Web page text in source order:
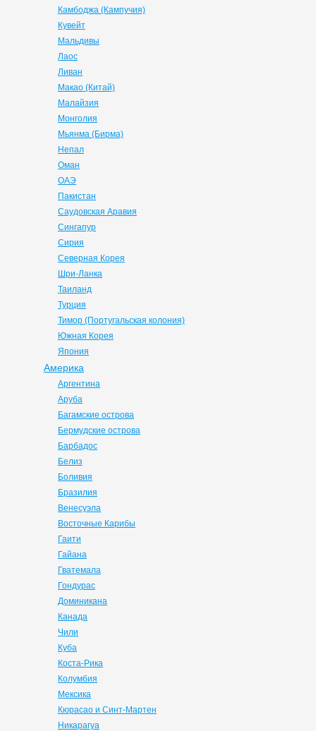
Камбоджа (Кампучия)
Кувейт
Мальдивы
Лаос
Ливан
Макао (Китай)
Малайзия
Монголия
Мьянма (Бирма)
Непал
Оман
ОАЭ
Пакистан
Саудовская Аравия
Сингапур
Сирия
Северная Корея
Шри-Ланка
Таиланд
Турция
Тимор (Португальская колония)
Южная Корея
Япония
Америка
Аргентина
Аруба
Багамские острова
Бермудские острова
Барбадос
Белиз
Боливия
Бразилия
Венесуэла
Восточные Карибы
Гаити
Гайана
Гватемала
Гондурас
Доминикана
Канада
Чили
Куба
Коста-Рика
Колумбия
Мексика
Кюрасао и Синт-Мартен
Никарагуа